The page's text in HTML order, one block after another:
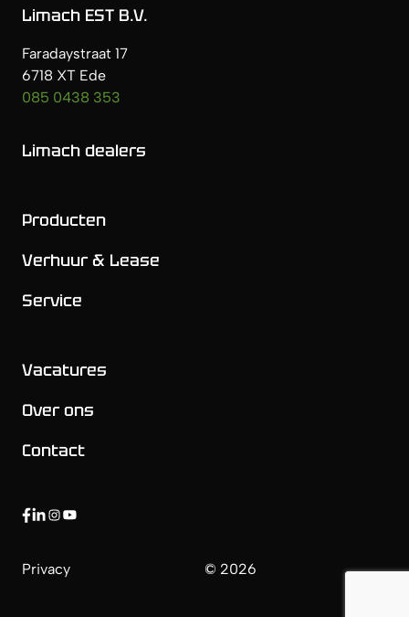
Limach EST B.V.
Faradaystraat 17
6718 XT Ede
085 0438 353
Limach dealers
Producten
Verhuur & Lease
Service
Vacatures
Over ons
Contact
https://www.facebook.com/limachelectricalmachines
https://www.linkedin.com/company/limach/
https://www.instagram.com/limach_est/
https://www.youtube.com/
Privacy © 2026